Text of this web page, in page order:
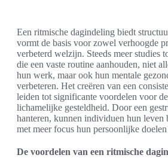
Een ritmische dagindeling biedt
vormt de basis voor zowel verhoogde
verbeterd welzijn. Steeds meer studies
die een vaste routine aanhouden, niet
hun werk, maar ook hun mentale
verbeteren. Het creëren van een
leiden tot significante voordelen voor
lichamelijke gesteldheid. Door een
hanteren, kunnen individuen hun leven
met meer focus hun persoonlijke
De voordelen van een ritmische